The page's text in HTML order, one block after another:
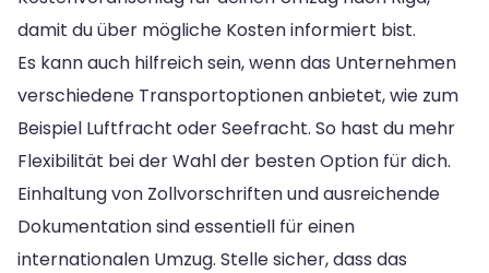
damit du über mögliche Kosten informiert bist.
Es kann auch hilfreich sein, wenn das Unternehmen
verschiedene Transportoptionen anbietet, wie zum
Beispiel Luftfracht oder Seefracht. So hast du mehr
Flexibilität bei der Wahl der besten Option für dich.
Einhaltung von Zollvorschriften und ausreichende
Dokumentation sind essentiell für einen
internationalen Umzug. Stelle sicher, dass das